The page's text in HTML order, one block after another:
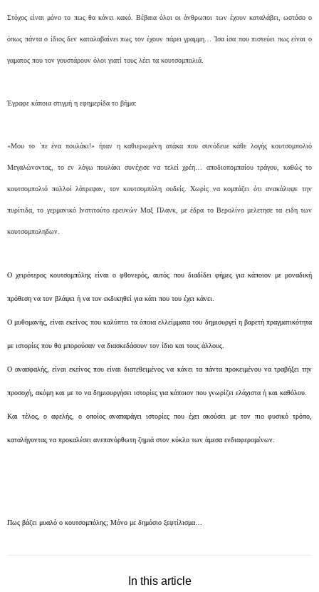
Στόχος είναι μόνο το πως θα κάνει κακό. Βέβαια όλοι οι άνθρωποι των έχουν καταλάβει, ωστόσο ο
όπως πάντα ο ίδιος δεν καταλαβαίνει πως τον έχουν πάρει γραμμη… Ίσα ίσα που πιστεύει πως είναι ο
γαματος που τον γουστάρουν όλοι γιατί τους λέει τα κουτσομπολιά.
Έγραφε κάποια στιγμή η εφημερίδα το βήμα:
«Μου το ΄πε ένα πουλάκι!» ήταν η καθιερωμένη ατάκα που συνόδευε κάθε λογής κουτσομπολιό
Μεγαλώνοντας, το εν λόγω πουλάκι συνέχισε να τελεί χρέη… αποδιοπομπαίου τράγου, καθώς το
κουτσομπολιό πολλοί λάτρεψαν, τον κουτσομπόλη ουδείς. Χωρίς να κομπάζει ότι ανακάλυψε την
πυρίτιδα, το γερμανικό Ινστιτούτο ερευνών Μαξ Πλανκ, με έδρα το Βερολίνο μελετησε τα ειδη των
κουτσομποληδων.
Ο χειρότεροςκουτσομπόληςείναι ο φθονερός, αυτός που διαδίδει φήμες για κάποιον με μοναδική
πρόθεση να τον βλάψει ή να τον εκδικηθεί για κάτι που του έχει κάνει.
Ο μυθομανής, είναι εκείνος που καλύπτει τα όποια ελλείμματα του δημιουργεί η βαρετή πραγματικότητα
με ιστορίες που θα μπορούσαν να διασκεδάσουν τον ίδιο και τους άλλους.
Ο ανασφαλής, είναι εκείνος που είναι διατεθειμένος να κάνει τα πάντα προκειμένου να τραβήξει την
προσοχή, ακόμη και με το να δημιουργήσει ιστορίες για κάποιον που γνωρίζει ελάχιστα ή και καθόλου.
Και τέλος, ο αφελής, ο οποίος αναπαράγει ιστορίες που έχει ακούσει με τον πιο φυσικό τρόπο,
καταλήγοντας να προκαλέσει ανεπανόρθωτη ζημιά στον κύκλο των άμεσα ενδιαφερομένων.
Πως βάζει μυαλό ο κουτσομπόλης; Μόνο με δημόσιο ξεφτίλισμα…
In this article